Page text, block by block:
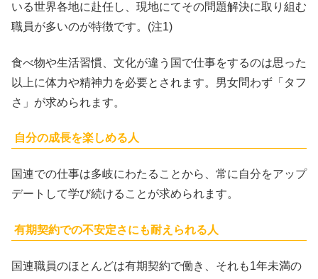
いる世界各地に赴任し、現地にてその問題解決に取り組む
職員が多いのが特徴です。(注1)
食べ物や生活習慣、文化が違う国で仕事をするのは思った
以上に体力や精神力を必要とされます。男女問わず「タフ
さ」が求められます。
自分の成長を楽しめる人
国連での仕事は多岐にわたることから、常に自分をアップ
デートして学び続けることが求められます。
有期契約での不安定さにも耐えられる人
国連職員のほとんどは有期契約で働き、それも1年未満の